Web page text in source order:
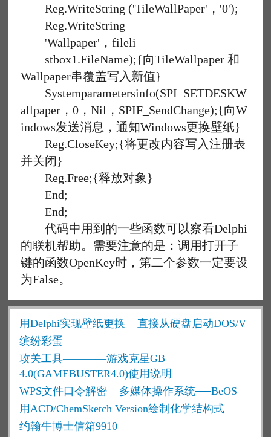
Reg.WriteString ('TileWallPaper'，'0');
Reg.WriteString
'Wallpaper'，fileli
stbox1.FileName);{向TileWallpaper 和
Wallpaper串覆盖写入新值}
Systemparametersinfo(SPI_SETDESKW
allpaper，0，Nil，SPIF_SendChange);{向W
indows发送消息，通知Windows更换壁纸}
Reg.CloseKey;{将更改内容写入注册表
并关闭}
Reg.Free;{释放对象}
End;
End;
代码中用到的一些函数可以察看Delphi
的联机帮助。需要注意的是：调用打开子
键的函数OpenKey时，第二个参数一定要设
为False。
用Delphi实现壁纸更换
直接从硬盘启动DOS/V
缤纷彩蛋
攻关工具————游戏克星GB
4.0(GAMEBUSTER4.0)使用说明
WPS文件口令解密
多媒体操作系统──BeOS
用ACD/ChemSketch Version绘制化学结构式
约翰牛博士信箱9910